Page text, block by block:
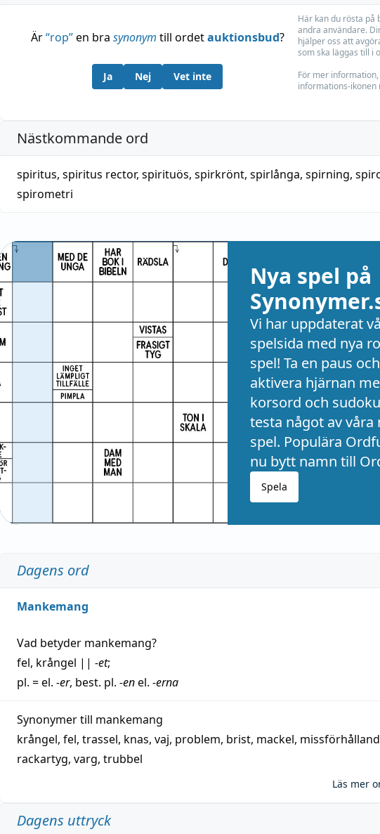
Är“rop”en bra synonym till ordetauktionsbud?
Ja Nej Vet inte
Här kan du rösta på
andra användare.
hjälper oss att
som ska läggas till i
För mer information,
informations-ikonen
Nästkommande ord
spiritus, spiritus rector, spirituös, spirkrönt, spirlånga, spirning,
spirometri
Nya spel på
Vi har uppdaterat
spelsida med nya
spel! Ta en paus och
aktivera hjärnan
korsord och
testa något av våra
spel. Populära
nu bytt namn till
Spela
Dagens ord
Mankemang
Vad betyder mankemang?
fel, krångel || -et;
pl. = el. -er, best. pl. -enel. -erna
Synonymer till mankemang
krångel, fel, trassel, knas, vaj, problem, brist, mackel,
rackartyg, varg, trubbel
Läs mer
Dagens uttryck